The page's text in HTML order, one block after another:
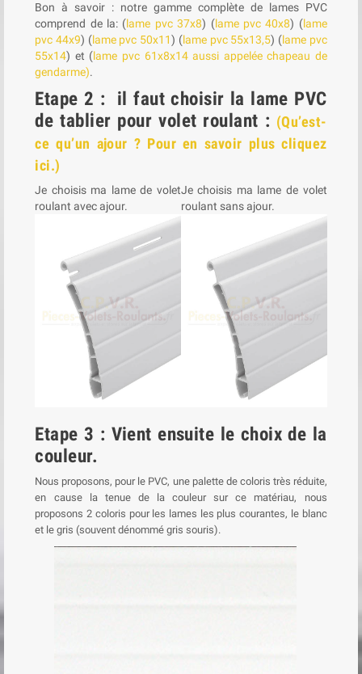
Bon à savoir : notre gamme complète de lames PVC
comprend de la: (lame pvc 37x8) (lame pvc 40x8) (lame
pvc 44x9) (lame pvc 50x11) (lame pvc 55x13,5) (lame pvc
55x14) et (lame pvc 61x8x14 aussi appelée chapeau de
gendarme).
Etape 2 : il faut choisir la lame PVC
de tablier pour volet roulant : (Qu’est-
ce qu’un ajour ? Pour en savoir plus cliquez
ici.)
Je choisis ma lame de volet
roulant avec ajour.
Je choisis ma lame de volet
roulant sans ajour.
Etape 3 : Vient ensuite le choix de la
couleur.
Nous proposons, pour le PVC, une palette de coloris très réduite,
en cause la tenue de la couleur sur ce matériau, nous
proposons 2 coloris pour les lames les plus courantes, le blanc
et le gris (souvent dénommé gris souris).